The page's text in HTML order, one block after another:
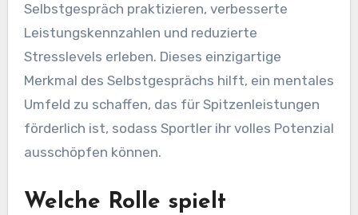
Selbstgespräch praktizieren, verbesserte
Leistungskennzahlen und reduzierte
Stresslevels erleben. Dieses einzigartige
Merkmal des Selbstgesprächs hilft, ein mentales
Umfeld zu schaffen, das für Spitzenleistungen
förderlich ist, sodass Sportler ihr volles Potenzial
ausschöpfen können.
Welche Rolle spielt